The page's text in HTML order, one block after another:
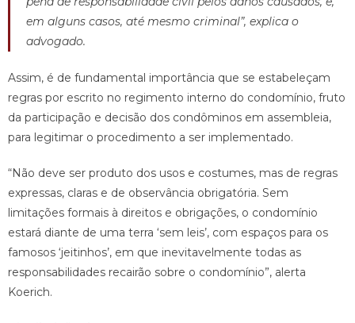
em alguns casos, até mesmo criminal”, explica o
advogado.
Assim, é de fundamental importância que se estabeleçam
regras por escrito no regimento interno do condomínio, fruto
da participação e decisão dos condôminos em assembleia,
para legitimar o procedimento a ser implementado.
“Não deve ser produto dos usos e costumes, mas de regras
expressas, claras e de observância obrigatória. Sem
limitações formais à direitos e obrigações, o condomínio
estará diante de uma terra ‘sem leis’, com espaços para os
famosos ‘jeitinhos’, em que inevitavelmente todas as
responsabilidades recairão sobre o condomínio”, alerta
Koerich.